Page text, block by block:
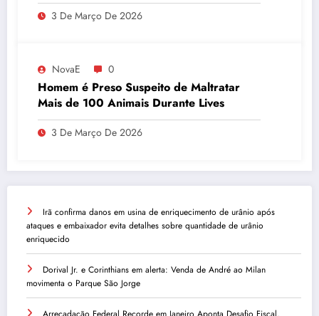
quantidade de urânio enriquecido
3 De Março De 2026
NovaE 0
Homem é Preso Suspeito de Maltratar
Mais de 100 Animais Durante Lives
3 De Março De 2026
Irã confirma danos em usina de enriquecimento de urânio após
ataques e embaixador evita detalhes sobre quantidade de urânio
enriquecido
Dorival Jr. e Corinthians em alerta: Venda de André ao Milan
movimenta o Parque São Jorge